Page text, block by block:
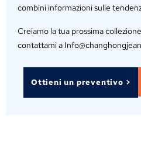
combini informazioni sulle
Creiamo la tua prossima
contattami a
Ottieni un preventivo >